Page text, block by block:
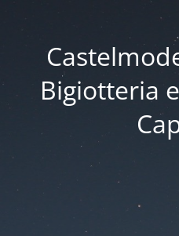
Bigiotteria